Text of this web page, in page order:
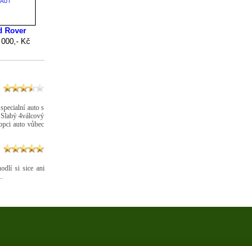
auto s
4válcový
auto vůbec
si sice ani